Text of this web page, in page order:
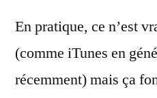
En pratique, ce n’est
(comme iTunes en
récemment) mais ça